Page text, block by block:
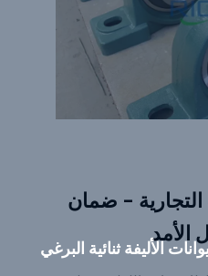
الأليفة ثنائية البرغي
- ضمان
الأمد